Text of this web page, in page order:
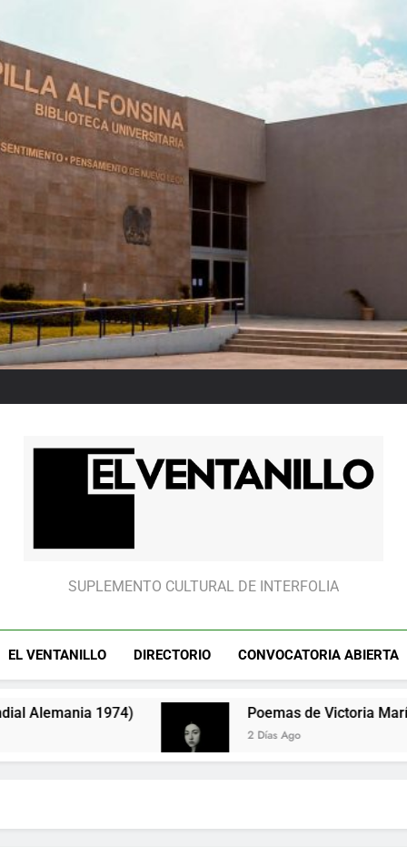
El partido
El Ventanillo
SUPLEMENTO CULTURAL DE INTERFOLIA
EL VENTANILLO DIRECTORIO CONVOCATORIA ABIERTA
1974) Poemas de Victoria Marín Fallas
2 Días Ago